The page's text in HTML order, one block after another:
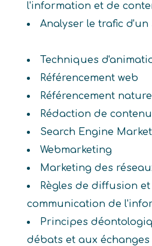
l'information et de
Analyser le trafic d'un
Techniques
Référencement web
Référencement
Rédaction de
Search Engine
Webmarketing
Marketing des
Règles de diffusion et
communication de
Principes
débats et aux échanges